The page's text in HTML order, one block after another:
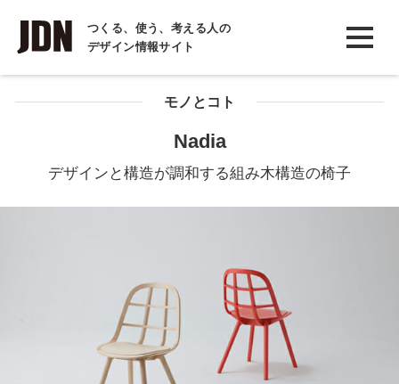
つくる、使う、考える人の
デザイン情報サイト
INTERVIEW
インタビュー
REPORT
COLUMN
モノとコト
Nadia
デザインと構造が調和する組み木構造の椅子